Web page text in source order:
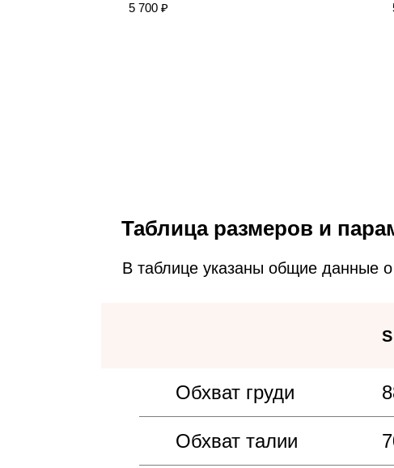
5 700 ₽
Таблица размеров и
В таблице указаны общие данные
Обхват талии
Обхват груди
S